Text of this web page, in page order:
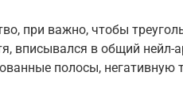
при важно, чтобы
вписывался в общий нейл-
полосы, негативную